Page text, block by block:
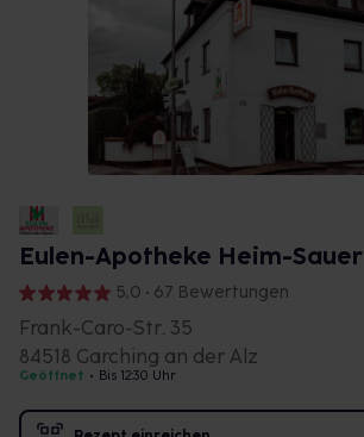
Eulen-Apotheke Heim-Sauer
5,0 • 67 Bewertungen
Frank-Caro-Str. 35
84518 Garching an der Alz
Geöffnet • Bis 12:30 Uhr